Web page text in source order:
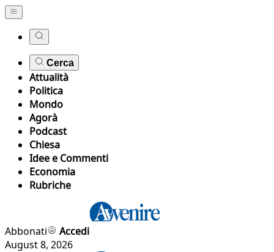
Cerca
Attualità
Politica
Mondo
Agorà
Podcast
Chiesa
Idee e Commenti
Economia
Rubriche
Abbonati
Accedi
August 8, 2026